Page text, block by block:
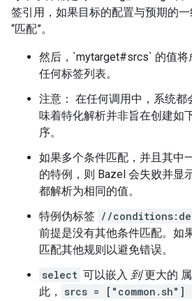
签引用，如果目标的配置与预期的
“匹配”。
然后，`mytarget#srcs` 的值
任何标签列表。
注意： 在任何调用中，系统都
味着特化解析并非旨在创建如
序。
如果多个条件匹配，并且其中
的特例，则 Bazel 会失败并显
都解析为相同的值。
特例伪标签 //
前提是没有其他条件匹配。如
匹配其他规则以避免错误。
select 可以嵌入 到更大的
此，
srcs =